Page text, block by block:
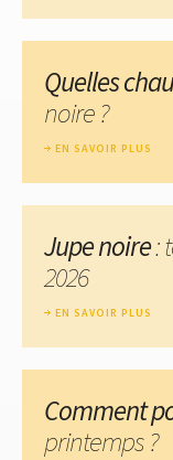
Quelles
noire ?
EN SAVOIR PLUS
Jupe noire:
2026
EN SAVOIR PLUS
Comment
printemps ?